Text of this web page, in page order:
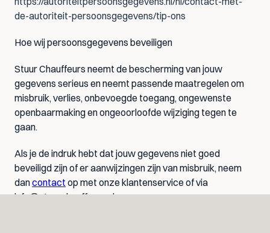
de-autoriteit-persoonsgegevens/tip-ons
Hoe wij persoonsgegevens beveiligen
Stuur Chauffeurs neemt de bescherming van jouw
gegevens serieus en neemt passende maatregelen om
misbruik, verlies, onbevoegde toegang, ongewenste
openbaarmaking en ongeoorloofde wijziging tegen te
gaan.
Als je de indruk hebt dat jouw gegevens niet goed
beveiligd zijn of er aanwijzingen zijn van misbruik, neem
dan contact
info@stuurchauffeurs.nl.